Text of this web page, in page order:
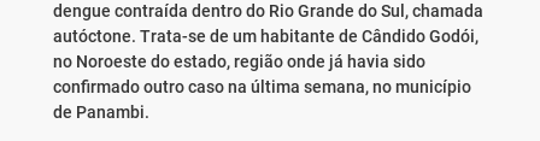
dengue contraída dentro do Rio Grande do Sul, chamada
autóctone. Trata-se de um habitante de Cândido Godói,
no Noroeste do estado, região onde já havia sido
confirmado outro caso na última semana, no município
de Panambi.